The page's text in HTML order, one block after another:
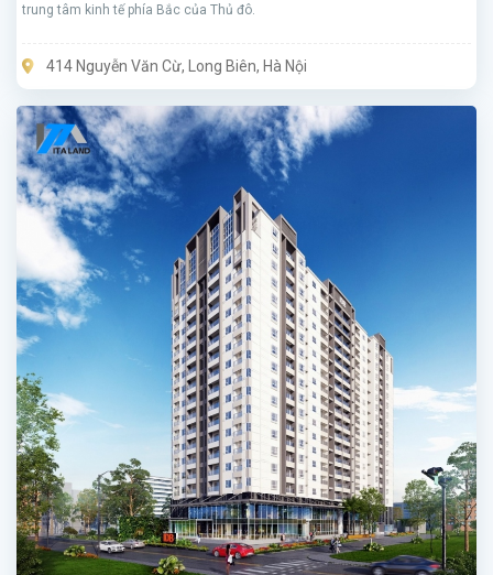
trung tâm kinh tế phía Bắc của Thủ đô.
414 Nguyễn Văn Cừ, Long Biên, Hà Nội